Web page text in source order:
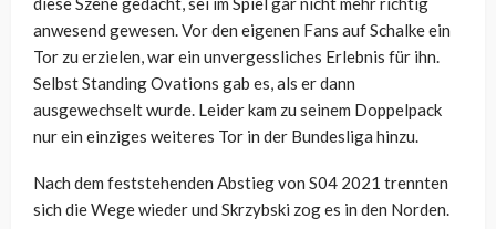
anwesend gewesen. Vor den eigenen Fans auf Schalke ein
Tor zu erzielen, war ein unvergessliches Erlebnis für ihn.
Selbst Standing Ovations gab es, als er dann
ausgewechselt wurde. Leider kam zu seinem Doppelpack
nur ein einziges weiteres Tor in der Bundesliga hinzu.
Nach dem feststehenden Abstieg von S04 2021 trennten
sich die Wege wieder und Skrzybski zog es in den Norden.